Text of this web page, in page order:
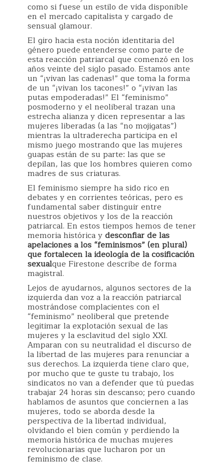
como si fuese un estilo de vida disponible
en el mercado capitalista y cargado de
sensual glamour.
El giro hacia esta noción identitaria del
género puede entenderse como parte de
esta reacción patriarcal que comenzó en los
años veinte del siglo pasado. Estamos ante
un “¡vivan las cadenas!” que toma la forma
de un “¡vivan los tacones!” o “¡vivan las
putas empoderadas!” El “feminismo”
posmoderno y el neoliberal trazan una
estrecha alianza y dicen representar a las
mujeres liberadas (a las “no mojigatas”)
mientras la ultraderecha participa en el
mismo juego mostrando que las mujeres
guapas están de su parte: las que se
depilan, las que los hombres quieren como
madres de sus criaturas.
El feminismo siempre ha sido rico en
debates y en corrientes teóricas, pero es
fundamental saber distinguir entre
nuestros objetivos y los de la reacción
patriarcal. En estos tiempos hemos de tener
memoria histórica ydesconfiar de las
apelaciones a los “feminismos” (en plural)
que fortalecen la ideología de la cosificación
sexualque Firestone describe de forma
magistral.
Lejos de ayudarnos, algunos sectores de la
izquierda dan voz a la reacción patriarcal
mostrándose complacientes con el
“feminismo” neoliberal que pretende
legitimar la explotación sexual de las
mujeres y la esclavitud del siglo XXI.
Amparan con su neutralidad el discurso de
la libertad de las mujeres para renunciar a
sus derechos. La izquierda tiene claro que,
por mucho que te guste tu trabajo, los
sindicatos no van a defender que tú puedas
trabajar 24 horas sin descanso; pero cuando
hablamos de asuntos que conciernen a las
mujeres, todo se aborda desde la
perspectiva de la libertad individual,
olvidando el bien común y perdiendo la
memoria histórica de muchas mujeres
revolucionarias que lucharon por un
feminismo de clase.